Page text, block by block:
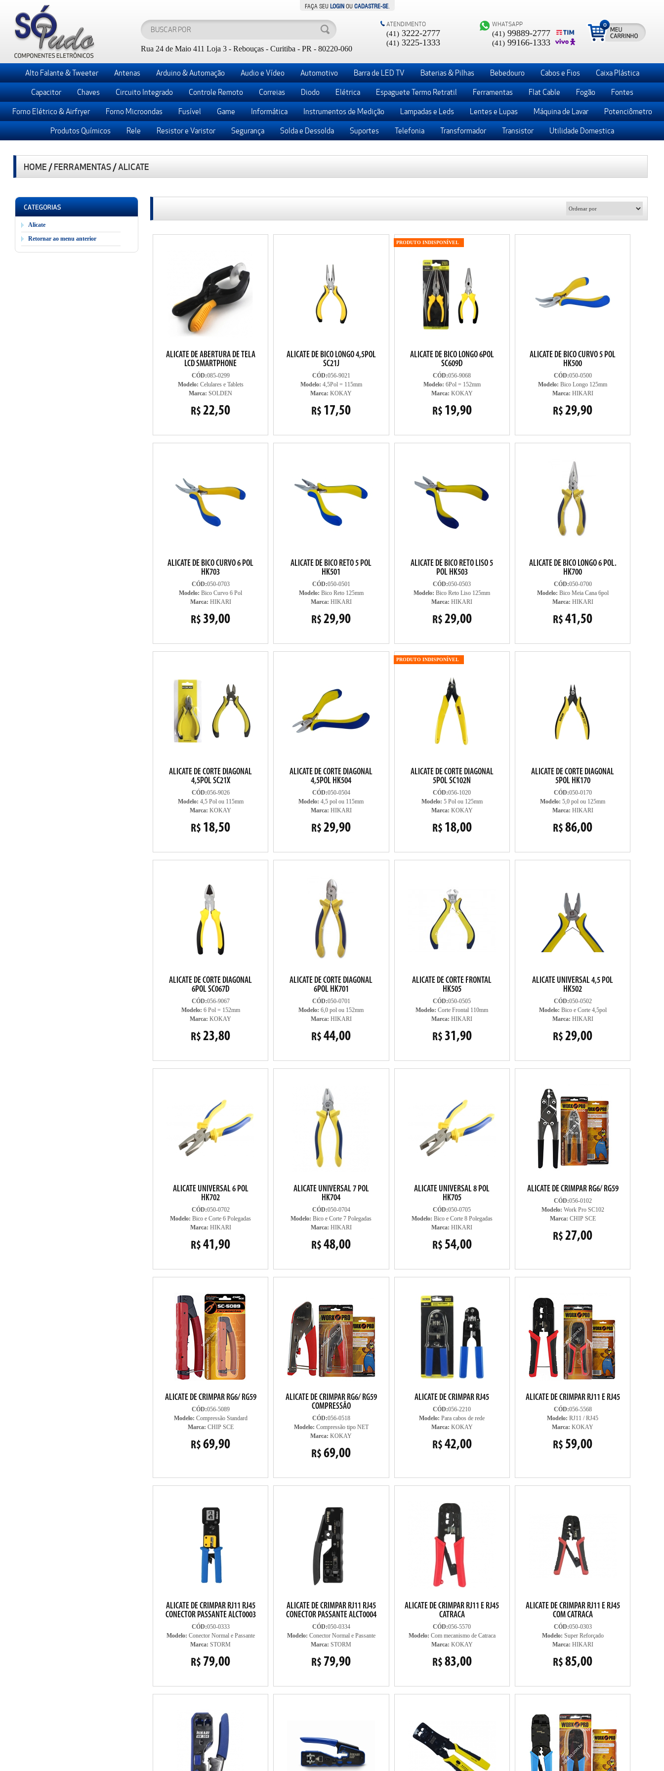
FAÇA SEU LOGIN OUCADASTRE-SE
Rua 24 de Maio 411 Loja 3 - Rebouças - Curitiba - PR - 80220-060
ATENDIMENTO
(41) 3222-2777
(41) 3225-1333
WHATSAPP
(41) 99889-2777
(41) 99166-1333
0
Alto Falante & Tweeter Antenas Arduino & Automação Audio e Vídeo Automotivo Barra de LED TV Baterias & Pilhas Bebedouro Cabos e Fios Caixa Plástica
Capacitor Chaves Circuito Integrado Controle Remoto Correias Diodo Elétrica Espaguete Termo Retratil Ferramentas Flat Cable Fogão Fontes
Forno Elétrico & Airfryer Forno Microondas Fusível Game Informática Instrumentos de Medição Lampadas e Leds Lentes e Lupas Máquina de Lavar Potenciômetro
Produtos Químicos Rele Resistor e Varistor Segurança Solda e Dessolda Suportes Telefonia Transformador Transistor Utilidade Domestica
HOME /FERRAMENTAS/ALICATE
Alicate
Retornar ao menu anterior
ALICATE DE ABERTURA DE TELA
LCD SMARTPHONE
CÓD:085-0299
Modelo: Celulares e Tablets
Marca: SOLDEN
R$ 22,50
ALICATE DE BICO LONGO 4,5POL
SC21J
CÓD:056-9021
Modelo: 4,5Pol = 115mm
Marca: KOKAY
R$ 17,50
PRODUTO INDISPONÍVEL
ALICATE DE BICO LONGO 6POL
SC609D
CÓD:056-9068
Modelo: 6Pol = 152mm
Marca: KOKAY
R$ 19,90
ALICATE DE BICO CURVO 5 POL
HK500
CÓD:050-0500
Modelo: Bico Longo 125mm
Marca: HIKARI
R$ 29,90
ALICATE DE BICO CURVO 6 POL
HK703
CÓD:050-0703
Modelo: Bico Curvo 6 Pol
Marca: HIKARI
R$ 39,00
ALICATE DE BICO RETO 5 POL
HK501
CÓD:050-0501
Modelo: Bico Reto 125mm
Marca: HIKARI
R$ 29,90
ALICATE DE BICO RETO LISO 5
POL HK503
CÓD:050-0503
Modelo: Bico Reto Liso 125mm
Marca: HIKARI
R$ 29,00
ALICATE DE BICO LONGO 6 POL.
HK700
CÓD:050-0700
Modelo: Bico Meia Cana 6pol
Marca: HIKARI
R$ 41,50
ALICATE DE CORTE DIAGONAL
4,5POL SC21X
CÓD:056-9026
Modelo: 4,5 Pol ou 115mm
Marca: KOKAY
R$ 18,50
ALICATE DE CORTE DIAGONAL
4,5POL HK504
CÓD:050-0504
Modelo: 4,5 pol ou 115mm
Marca: HIKARI
R$ 29,90
PRODUTO INDISPONÍVEL
ALICATE DE CORTE DIAGONAL
5POL SC102N
CÓD:056-1020
Modelo: 5 Pol ou 125mm
Marca: KOKAY
R$ 18,00
ALICATE DE CORTE DIAGONAL
5POL HK170
CÓD:050-0170
Modelo: 5,0 pol ou 125mm
Marca: HIKARI
R$ 86,00
ALICATE DE CORTE DIAGONAL
6POL SC067D
CÓD:056-9067
Modelo: 6 Pol = 152mm
Marca: KOKAY
R$ 23,80
ALICATE DE CORTE DIAGONAL
6POL HK701
CÓD:050-0701
Modelo: 6,0 pol ou 152mm
Marca: HIKARI
R$ 44,00
ALICATE DE CORTE FRONTAL
HK505
CÓD:050-0505
Modelo: Corte Frontal 110mm
Marca: HIKARI
R$ 31,90
ALICATE UNIVERSAL 4,5 POL
HK502
CÓD:050-0502
Modelo: Bico e Corte 4,5pol
Marca: HIKARI
R$ 29,00
ALICATE UNIVERSAL 6 POL
HK702
CÓD:050-0702
Modelo: Bico e Corte 6 Polegadas
Marca: HIKARI
R$ 41,90
ALICATE UNIVERSAL 7 POL
HK704
CÓD:050-0704
Modelo: Bico e Corte 7 Polegadas
Marca: HIKARI
R$ 48,00
ALICATE UNIVERSAL 8 POL
HK705
CÓD:050-0705
Modelo: Bico e Corte 8 Polegadas
Marca: HIKARI
R$ 54,00
ALICATE DE CRIMPAR RG6/ RG59
CÓD:056-0102
Modelo: Work Pro SC102
Marca: CHIP SCE
R$ 27,00
ALICATE DE CRIMPAR RG6/ RG59
CÓD:056-5089
Modelo: Compressão Standard
Marca: CHIP SCE
R$ 69,90
ALICATE DE CRIMPAR RG6/ RG59
COMPRESSÃO
CÓD:056-0518
Modelo: Compressão tipo NET
Marca: KOKAY
R$ 69,00
ALICATE DE CRIMPAR RJ45
CÓD:056-2210
Modelo: Para cabos de rede
Marca: KOKAY
R$ 42,00
ALICATE DE CRIMPAR RJ11 E RJ45
CÓD:056-5568
Modelo: RJ11 / RJ45
Marca: KOKAY
R$ 59,00
ALICATE DE CRIMPAR RJ11 RJ45
CONECTOR PASSANTE ALCT0003
CÓD:050-0333
Modelo: Conector Normal e Passante
Marca: STORM
R$ 79,00
ALICATE DE CRIMPAR RJ11 RJ45
CONECTOR PASSANTE ALCT0004
CÓD:050-0334
Modelo: Conector Normal e Passante
Marca: STORM
R$ 79,90
ALICATE DE CRIMPAR RJ11 E RJ45
CATRACA
CÓD:056-5570
Modelo: Com mecanismo de Catraca
Marca: KOKAY
R$ 83,00
ALICATE DE CRIMPAR RJ11 E RJ45
COM CATRACA
CÓD:050-0303
Modelo: Super Reforçado
Marca: HIKARI
R$ 85,00